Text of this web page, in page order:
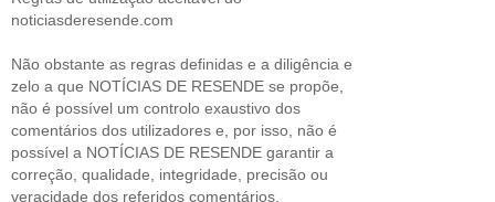
noticiasderesende.com
Não obstante as regras definidas e a diligência e
zelo a que NOTÍCIAS DE RESENDE se propõe,
não é possível um controlo exaustivo dos
comentários dos utilizadores e, por isso, não é
possível a NOTÍCIAS DE RESENDE garantir a
correção, qualidade, integridade, precisão ou
veracidade dos referidos comentários.